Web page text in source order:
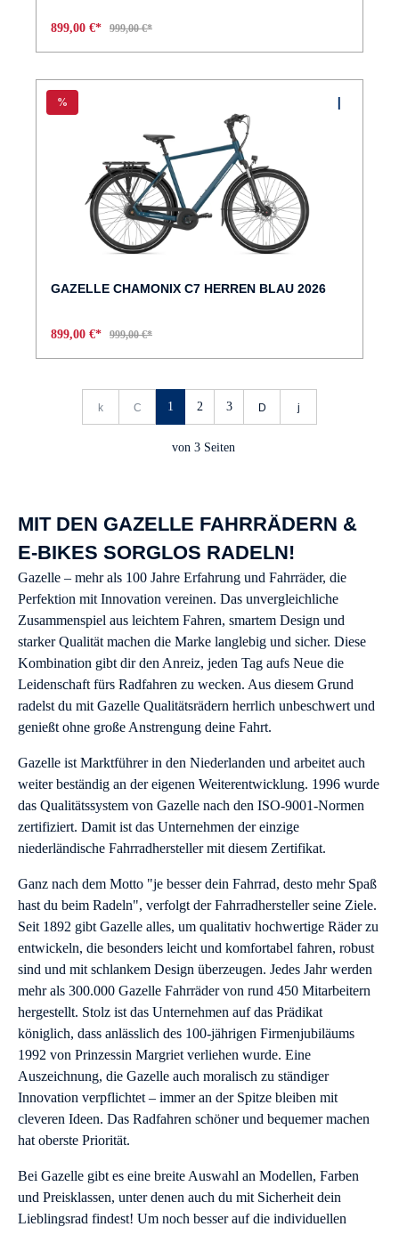
899,00 €* 999,00 €*
%
GAZELLE CHAMONIX C7 HERREN BLAU 2026
899,00 €* 999,00 €*
1 2 3
von 3 Seiten
MIT DEN GAZELLE FAHRRÄDERN &
E-BIKES SORGLOS RADELN!
Gazelle – mehr als 100 Jahre Erfahrung und Fahrräder, die
Perfektion mit Innovation vereinen. Das unvergleichliche
Zusammenspiel aus leichtem Fahren, smartem Design und
starker Qualität machen die Marke langlebig und sicher. Diese
Kombination gibt dir den Anreiz, jeden Tag aufs Neue die
Leidenschaft fürs Radfahren zu wecken. Aus diesem Grund
radelst du mit Gazelle Qualitätsrädern herrlich unbeschwert und
genießt ohne große Anstrengung deine Fahrt.
Gazelle ist Marktführer in den Niederlanden und arbeitet auch
weiter beständig an der eigenen Weiterentwicklung. 1996 wurde
das Qualitätssystem von Gazelle nach den ISO-9001-Normen
zertifiziert. Damit ist das Unternehmen der einzige
niederländische Fahrradhersteller mit diesem Zertifikat.
Ganz nach dem Motto "je besser dein Fahrrad, desto mehr Spaß
hast du beim Radeln", verfolgt der Fahrradhersteller seine Ziele.
Seit 1892 gibt Gazelle alles, um qualitativ hochwertige Räder zu
entwickeln, die besonders leicht und komfortabel fahren, robust
sind und mit schlankem Design überzeugen. Jedes Jahr werden
mehr als 300.000 Gazelle Fahrräder von rund 450 Mitarbeitern
hergestellt. Stolz ist das Unternehmen auf das Prädikat
königlich, dass anlässlich des 100-jährigen Firmenjubiläums
1992 von Prinzessin Margriet verliehen wurde. Eine
Auszeichnung, die Gazelle auch moralisch zu ständiger
Innovation verpflichtet – immer an der Spitze bleiben mit
cleveren Ideen. Das Radfahren schöner und bequemer machen
hat oberste Priorität.
Bei Gazelle gibt es eine breite Auswahl an Modellen, Farben
und Preisklassen, unter denen auch du mit Sicherheit dein
Lieblingsrad findest! Um noch besser auf die individuellen